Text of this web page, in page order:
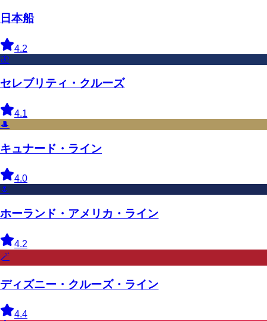
日本船
4.2
🦋
セレブリティ・クルーズ
4.1
🎩
キュナード・ライン
4.0
🌷
ホーランド・アメリカ・ライン
4.2
🪄
ディズニー・クルーズ・ライン
4.4